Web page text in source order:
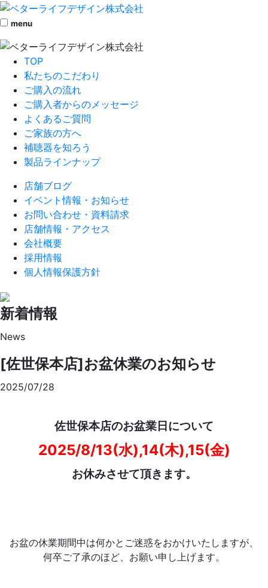
menu
TOP
私たちのこだわり
ご購入の流れ
ご購入者からのメッセージ
よくあるご質問
ご家族の方へ
補聴器を知ろう
製品ラインナップ
店舗ブログ
イベント情報・お知らせ
お問い合わせ・資料請求
店舗情報・アクセス
会社概要
採用情報
個人情報保護方針
新着情報
News
[佐世保本店]お盆休業のお知らせ
2025/07/28
佐世保本店のお盆業日について
2025/8/13(水),14(木),15(金)
お休みさせて頂きます。
お盆の休業期間中は何かとご迷惑をおかけいたしますが、
何卒ご了承のほど、お願い申し上げます。